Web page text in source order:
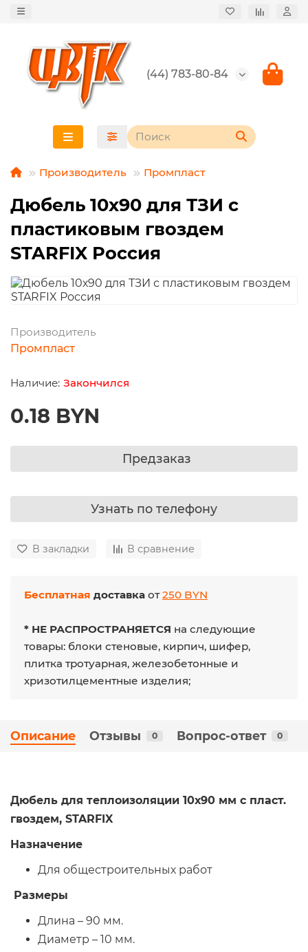
(44) 783-80-84
Производитель Промпласт
Дюбель 10х90 для ТЗИ с
пластиковым гвоздем
STARFIX Россия
Производитель
Промпласт
Закончился
0.18 BYN
Предзаказ
Узнать по телефону
В закладки В сравнение
Бесплатная доставка от250 BYN
* НЕ РАСПРОСТРАНЯЕТСЯ на следующие
товары: блоки стеновые, кирпич, шифер,
плитка тротуарная, железобетонные и
хризотилцементные изделия;
Описание Отзывы 0 Вопрос-ответ 0
Дюбель для теплоизоляции 10х90 мм с пласт.
гвоздем, STARFIX
Назначение
Для общестроительных работ
Размеры
Длина – 90 мм.
Диаметр – 10 мм.